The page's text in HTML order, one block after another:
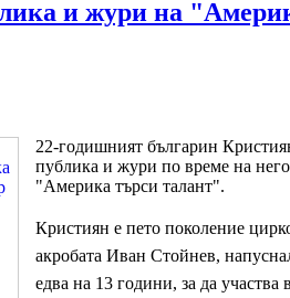
и жури на
22-годишният българин
публика и жури по време на
"Америка търси талант".
Кристиян е пето поколение
акробата Иван Стойнев,
едва на 13 години, за да участва